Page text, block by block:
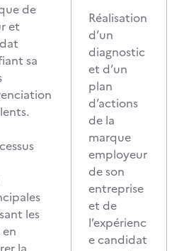
de
et
sa
les
Réalisation
d’un
diagnostic
et d’un
plan
d’actions
de la
marque
employeur
de son
entreprise
et de
l’expérienc
e candidat